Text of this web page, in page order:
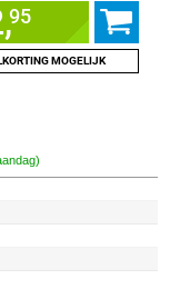
95
MOGELIJK